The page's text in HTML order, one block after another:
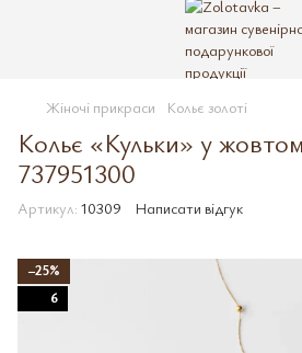
Жіночі прикраси Кольє золоті
Кольє «Кульки» у
737951300
Артикул: 10309 Написати відгук
−25%
6